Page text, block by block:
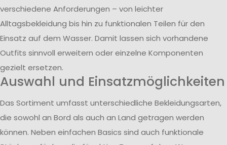
verschiedene Anforderungen – von leichter
Alltagsbekleidung bis hin zu funktionalen Teilen für den
Einsatz auf dem Wasser. Damit lassen sich vorhandene
Outfits sinnvoll erweitern oder einzelne Komponenten
gezielt ersetzen.
Auswahl und Einsatzmöglichkeiten
Das Sortiment umfasst unterschiedliche Bekleidungsarten,
die sowohl an Bord als auch an Land getragen werden
können. Neben einfachen Basics sind auch funktionale